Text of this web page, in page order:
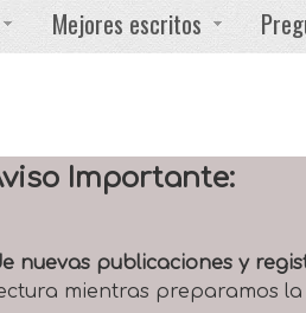
Mejores escritos
Importante:
nuevas publicaciones y
mientras preparamos